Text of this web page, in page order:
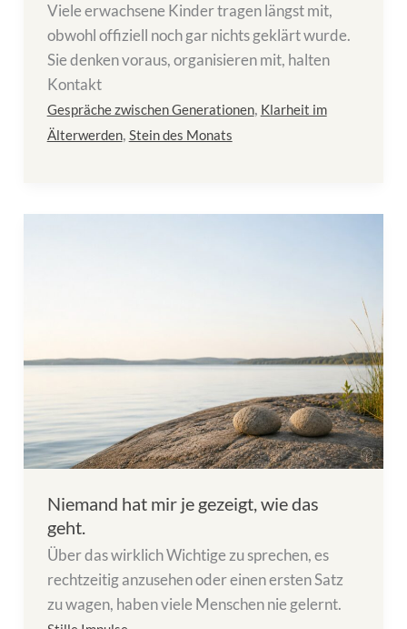
Viele erwachsene Kinder tragen längst mit,
obwohl offiziell noch gar nichts geklärt wurde.
Sie denken voraus, organisieren mit, halten
Kontakt
Gespräche zwischen Generationen, Klarheit im
Älterwerden, Stein des Monats
Niemand hat mir je gezeigt, wie das
geht.
Über das wirklich Wichtige zu sprechen, es
rechtzeitig anzusehen oder einen ersten Satz
zu wagen, haben viele Menschen nie gelernt.